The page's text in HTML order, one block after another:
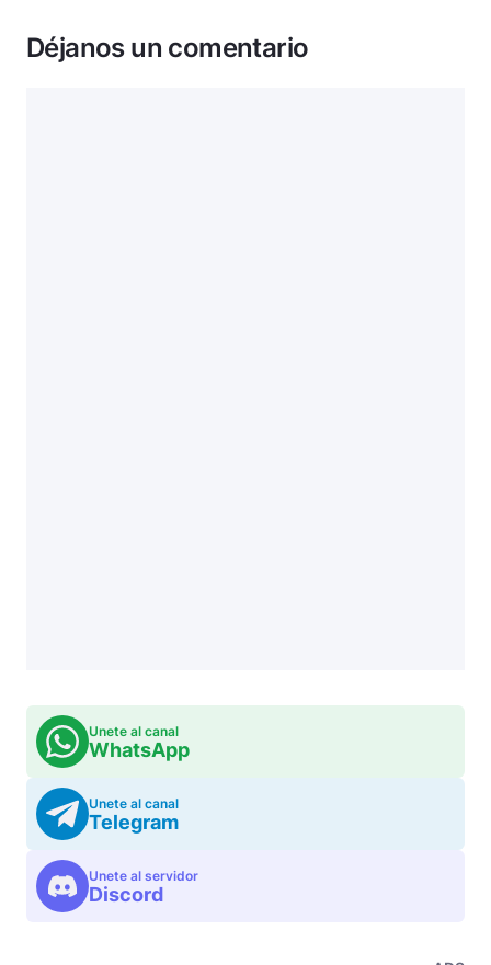
Déjanos un comentario
Unete al canal
WhatsApp
Unete al canal
Telegram
Unete al servidor
Discord